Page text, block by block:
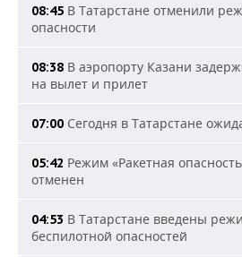
08:45 В Татарстане отменили
опасности
08:38 В аэропорту Казани
на вылет и прилет
07:00 Сегодня в Татарстане
05:42 Режим «Ракетная
отменен
04:53 В Татарстане введены
беспилотной опасностей